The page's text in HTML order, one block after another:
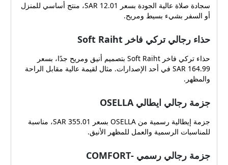
سجادة صلاة عالية الجودة بسعر 12.01 SAR، منتج أساسي للمنزل
أو السفر بشيء بسيط ومريح.
حذاء رجالي تركي فاخر Soft Raiht
حذاء تركي فاخر Soft Raiht بتصميم أنيق ومريح جدًا، بسعر
164.99 SAR في أحد الإصدارات. مثال لقيمة عالية مقابل الراحة
والمظهر.
جزمة رجالي ايطالي OSELLA
جزمة إيطالية رسمية من OSELLA بسعر 355.01 SAR، مناسبة
للمناسبات الرسمية والعمل للمظهر الأنيق.
جزمة رجالي رسمي -COMFORT